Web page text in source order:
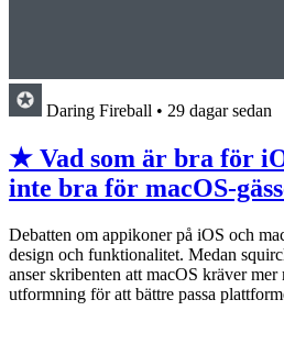
Daring Fireball • 29 dagar sedan
★ Vad som är bra för
inte bra för macOS-
Debatten om appikoner på iOS och
design och funktionalitet. Medan
anser skribenten att macOS kräver
utformning för att bättre passa